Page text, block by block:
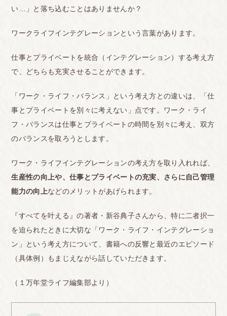
い…」と落ち込むことはありませんか？
ワークライフインテグレーションという言葉があります。
仕事とプライベートを統合（インテグレーション）する考え方
で、どちらも充実させることができます。
「ワーク・ライフ・バランス」という考え方との違いは、「仕
事とプライベートを別々に考えない」点です。ワーク・ライ
フ・バランスは仕事とプライベートの時間を別々に考え、双方
のバランスを取ろうとします。
ワーク・ライフインテグレーションの考え方を取り入れれば、
生産性の向上や、仕事とプライベートの充実、さらに自己管理
能力の向上などのメリットがあげられます。
『すべてを叶える』の著者・新谷典子さんから、特に二者択一
を迫られたときに大切な「ワーク・ライフ・インテグレーショ
ン」という考え方について、書籍への反響と最近のエピソード
（具体例）もまじえながら話していただきます。
（１万年堂ライフ編集部より）